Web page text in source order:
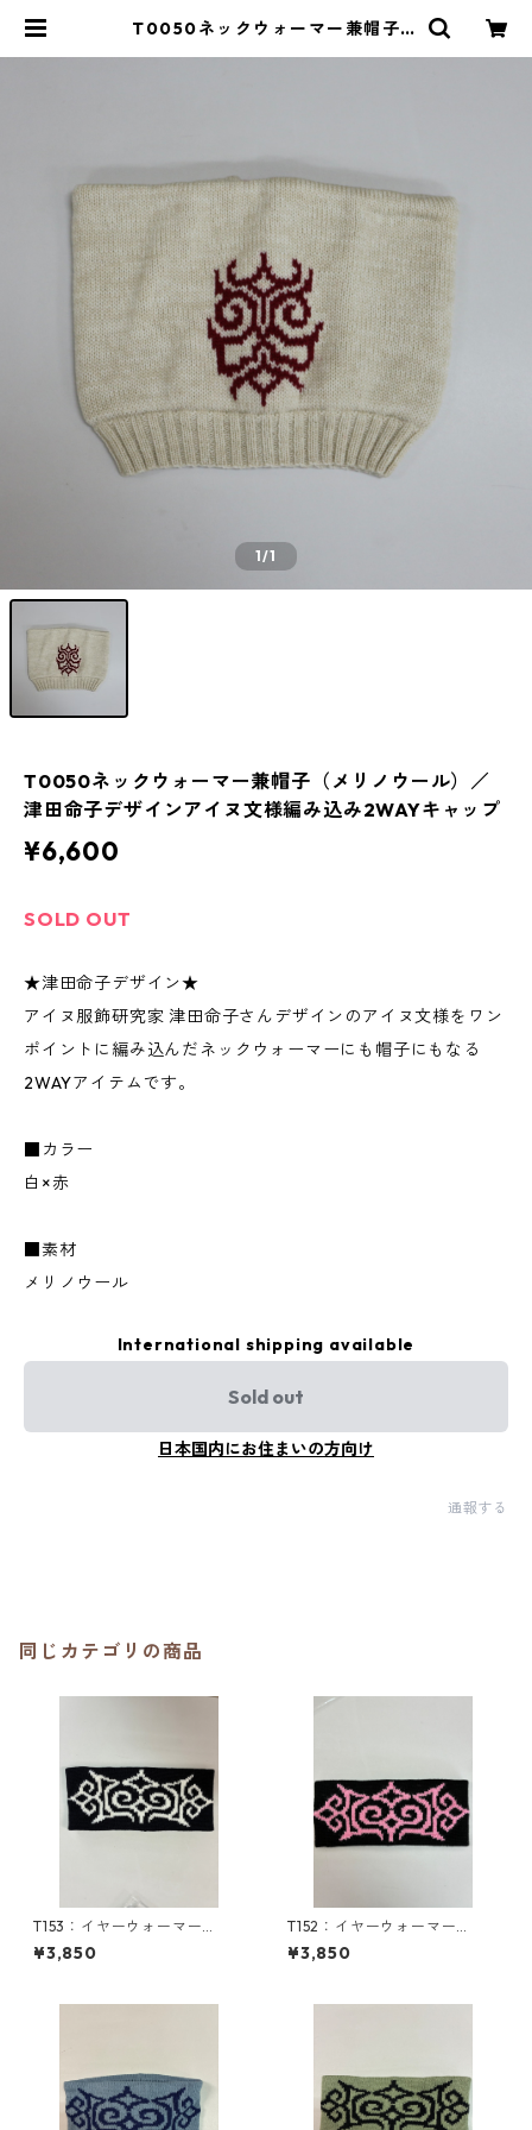
T0050ネックウォーマー兼帽子
1/1
T0050ネックウォーマー兼帽子（メリノウール）／
津田命子デザインアイヌ文様編み込み2WAYキャップ
¥6,600
SOLD OUT
★津田命子デザイン★
アイヌ服飾研究家 津田命子さんデザインのアイヌ文様をワン
ポイントに編み込んだネックウォーマーにも帽子にもなる
2WAYアイテムです。
■カラー
白×赤
■素材
メリノウール
International shipping available
Sold out
日本国内にお住まいの方向け
通報する
同じカテゴリの商品
T153：イヤーウォーマー
（M）／津田命子デザインアイ
ヌ文様編み込みイヤーウォー
¥3,850
T152：イヤーウォーマー
（M）／津田命子デザインアイ
ヌ文様編み込みイヤーウォー
¥3,850